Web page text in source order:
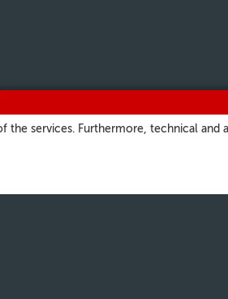
services. Furthermore, technical and